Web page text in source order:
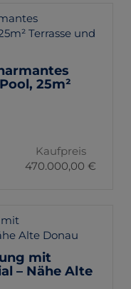
25m²
Kaufpreis
470.000,00 €
mit
– Nähe Alte